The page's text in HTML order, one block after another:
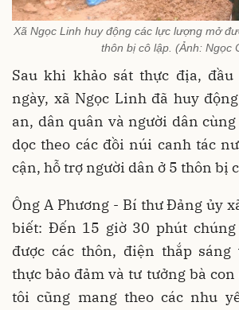
Xã Ngọc Linh huy động các lực lượng mở
thôn bị cô lập. (Ảnh: Ngọc
Sau khi khảo sát thực địa,
ngày, xã Ngọc Linh đã huy
an, dân quân và người dân
dọc theo các đồi núi canh tác
cận, hỗ trợ người dân ở 5 thôn bị
Ông A Phương - Bí thư Đảng ủy
biết: Đến 15 giờ 30 phút
được các thôn, điện thắp sáng
thực bảo đảm và tư tưởng bà
tôi cũng mang theo các nhu